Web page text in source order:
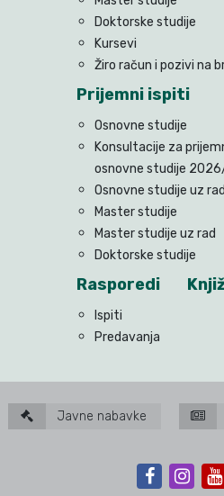
Doktorske studije
Kursevi
Žiro račun i pozivi na
Prijemni ispiti
Osnovne studije
Konsultacije za
osnovne studije
Osnovne studije uz rad
Master studije
Master studije uz rad
Doktorske studije
Rasporedi
Ispiti
Predavanja
Javne nabavke